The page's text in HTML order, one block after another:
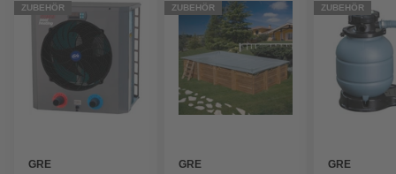
ZUBEHÖR
GRE
ZUBEHÖR
GRE
ZUBEHÖR
GRE